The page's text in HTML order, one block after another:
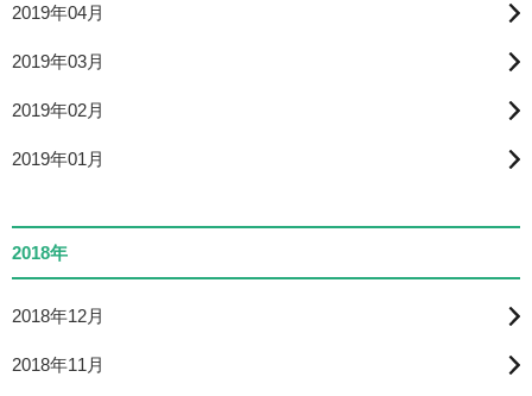
2019年04月
2019年03月
2019年02月
2019年01月
2018年
2018年12月
2018年11月